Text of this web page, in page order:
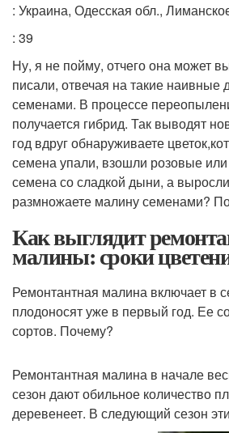
: Украина, Одесская обл.,
: 39
Ну, я не пойму, отчего она может
писали, отвечая на такие
семенами. В процессе
получается гибрид. Так выводят
год вдруг обнаруживаете
семена упали, взошли розовые
семена со сладкой дыни, а
размножаете малину семенами?
Как выглядит
малины: сроки
Ремонтантная малина включает в
плодоносят уже в первый год. Ее
сортов. Почему?
Ремонтантная малина в начале
сезон дают обильное количество
деревенеет. В следующий сезон